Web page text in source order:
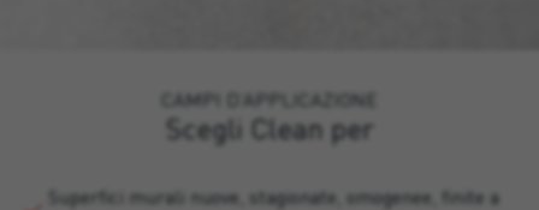
CAMPI D’APPLICAZIONE
Scegli Clean per
Superfici murali nuove, stagionate, omogenee, finite a